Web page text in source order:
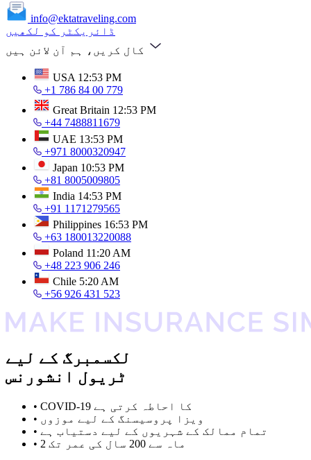
info@ektatraveling.com
ڈائریکٹر کو لکھیں
کال کریں، ہم آن لائن ہیں
USA 12:53 PM
+1 786 84 00 779
Great Britain 12:53 PM
+44 7488811679
UAE 13:53 PM
+971 8000320947
Japan 10:53 PM
+81 8005009805
India 14:53 PM
+91 1171279565
Philippines 16:53 PM
+63 180013220088
Poland 11:20 AM
+48 223 906 246
Chile 5:20 AM
+56 926 431 523
لکسمبرگ کے لیے
ٹریول انشورنس
• COVID-19 کا احاطہ کرتی ہے
• ویزا پروسیسنگ کے لیے موزوں
• تمام ممالک کے شہریوں کے لیے دستیاب ہے
• 2 ماہ سے 200 سال کی عمر تک